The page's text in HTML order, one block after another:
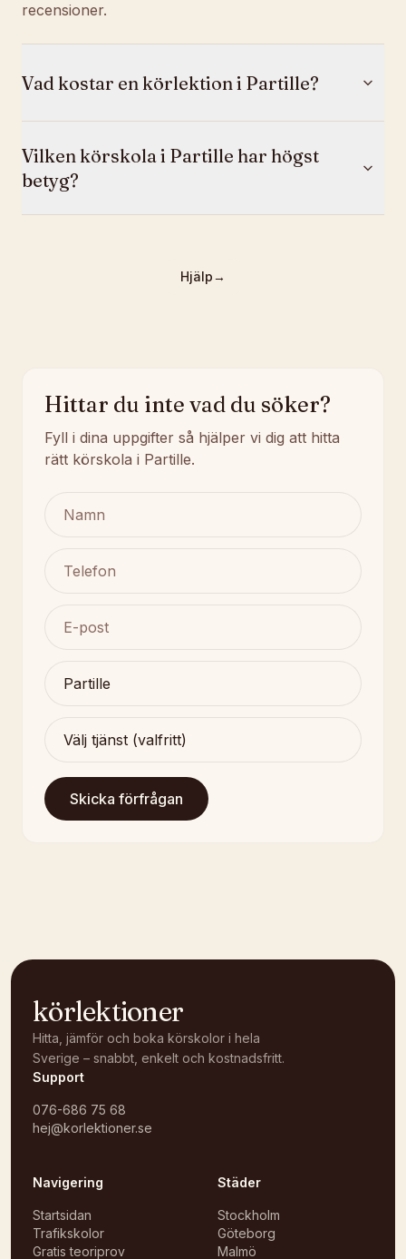
recensioner.
Vad kostar en körlektion i Partille?
Vilken körskola i Partille har högst
betyg?
Hjälp→
Hittar du inte vad du söker?
Fyll i dina uppgifter så hjälper vi dig att hitta
rätt körskola i Partille.
Skicka förfrågan
körlektioner
Hitta, jämför och boka körskolor i hela
Sverige – snabbt, enkelt och kostnadsfritt.
Support
076-686 75 68
hej@korlektioner.se
Navigering
Startsidan
Trafikskolor
Gratis teoriprov
Städer
Stockholm
Göteborg
Malmö